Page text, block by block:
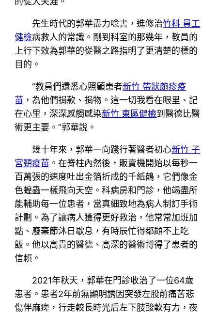
先生時代的郭華盡力唸書，進修治竹科 員工
健檢病救人的常識。剛到科室的那幾年，教員的
上行下效為郭華的從醫之路指明了更清楚的標的
目的。
“教員們還悉心照顧患者新竹 帶狀皰疹疫
苗 ，為他們捐款、捐物。這一切我看在眼里、記
在心里，深深感觸感染新竹 東區健檢到醫德比醫
術更主要。”郭華說。
幾十年來，郭華一向踐行著醫者初心新竹 子
宮頸疫苗 。在脊柱內然後，販賣機開始以每秒一
百萬張的速度吐出金箔折成的千紙鶴，它們像金
色蝗蟲一樣飛向天空。科病房和門診，他竭盡所
能輔助每一位患者，當真細致地為病人制訂手術
計劃。為了讓病人獲得更好救治，他常常加班加
點、廢棄節沐日歇息，有時辰忙得都顧不上吃
飯。他以高貴的醫德、高深的醫術博得了患者的
信賴。
2021年秋天，郭華在門診收治了一位64歲
患者。患者2年前無顯明誘因突發左股前痛苦悲
傷伴麻痺，行走較長時光后左下肢酸軟有力，夜